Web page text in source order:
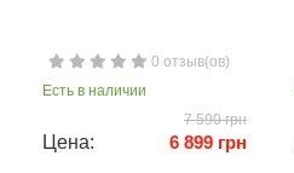
0 отзыв(ов)
Есть в наличии
7 590 грн
Цена: 6 899 грн